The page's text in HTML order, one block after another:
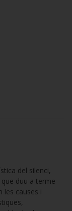
del silenci,
duu a terme
les causes i